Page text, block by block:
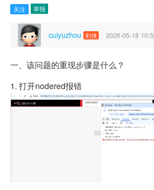
关注
举报
cuiyuzhou 剑侠 2026-05-18
一、该问题的重现步骤是什么？
1. 打开nodered报错